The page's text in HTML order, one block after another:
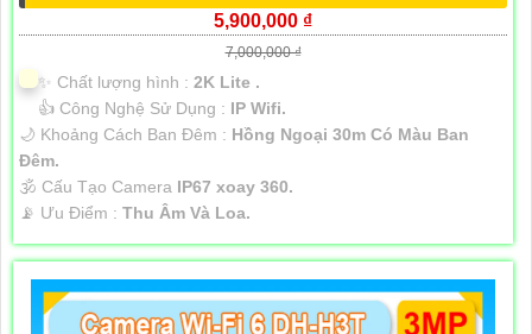
5,900,000 ₫
7,000,000 ₫
✨ Chất lượng hình : 2K Lite .
👍 Công Nghệ Sử Dụng : IP Wifi.
🌙 Khoảng Cách Ban Đêm : Hồng Ngoại 30m Có Màu Ban
Ðêm.
🕉️ Cấu Tạo Camera IP67 xoay 360.
️📡 Ưu Điểm : Thu Âm Và Loa.